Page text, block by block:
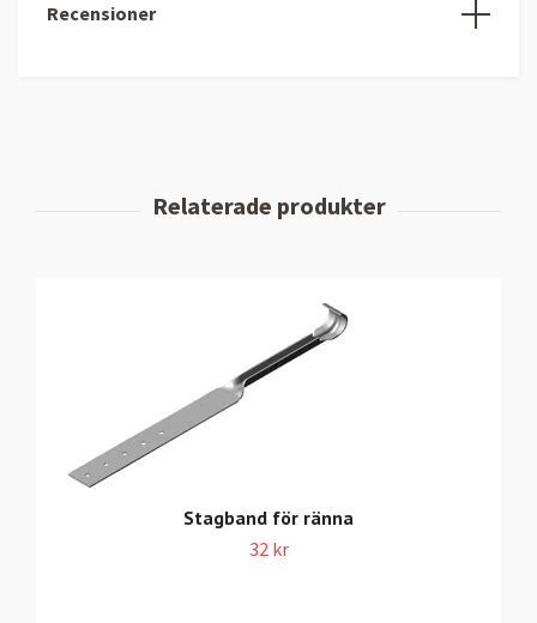
Recensioner
Stagband för ränna
32 kr